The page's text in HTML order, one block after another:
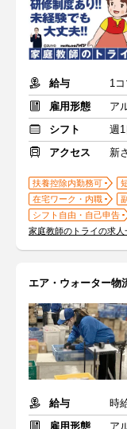
給与
1
雇用形態
ア
シフト
週
アクセス
新
扶養控除内勤務可
在宅ワーク・内職
シフト自由・自己申告
家庭教師のトライの求人
エア・ウォーター
給与
時
雇用形態
ア